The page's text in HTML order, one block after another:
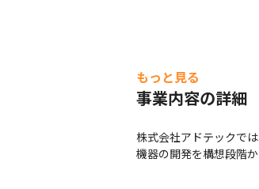
もっと見る
事業内容の詳細
株式会社アドテックで
機器の開発を構想段階